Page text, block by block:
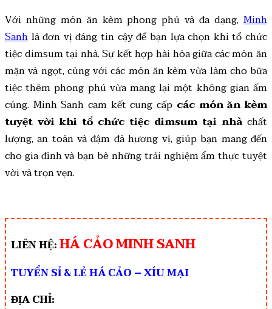
Với những món ăn kèm phong phú và đa dạng, Minh
Sanh là đơn vị đáng tin cậy để bạn lựa chọn khi tổ chức
tiệc dimsum tại nhà. Sự kết hợp hài hòa giữa các món ăn
mặn và ngọt, cùng với các món ăn kèm vừa làm cho bữa
tiệc thêm phong phú vừa mang lại một không gian ấm
cúng. Minh Sanh cam kết cung cấp các món ăn kèm
tuyệt vời khi tổ chức tiệc dimsum tại nhà chất
lượng, an toàn và đậm đà hương vị, giúp bạn mang đến
cho gia đình và bạn bè những trải nghiệm ẩm thực tuyệt
vời và trọn vẹn.
LIÊN HỆ:HÁ CẢO MINH SANH
TUYỂN SỈ & LẺ HÁ CẢO – XÍU MẠI
ĐỊA CHỈ: